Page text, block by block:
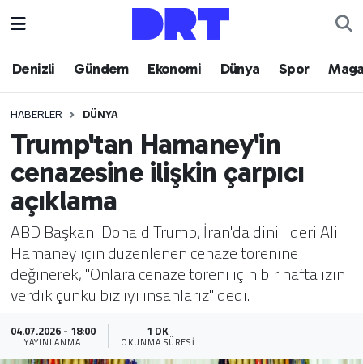
Denizli Gündem Ekonomi Dünya Spor
HABERLER DÜNYA
Trump'tan Hamaney'in
cenazesine ilişkin çarpıcı
açıklama
ABD Başkanı Donald Trump, İran'da dini lideri Ali
Hamaney için düzenlenen cenaze törenine
değinerek, "Onlara cenaze töreni için bir hafta izin
verdik çünkü biz iyi insanlarız" dedi.
04.07.2026 - 18:00
YAYINLANMA
1 DK
OKUNMA SÜRESI
Denizli
Gündem
Ekonomi
Dünya
Spor
Magazin
Teknoloji
Yaşam
Hava Durumu
Trafik Durumu
Puan Durumu ve Fikstür
Tüm Manşetler
Son Dakika Haberleri
Haber Arşivi